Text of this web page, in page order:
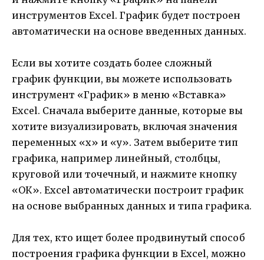
инструментов Excel. График будет построен
автоматически на основе введенных данных.
Если вы хотите создать более сложный
график функции, вы можете использовать
инструмент «График» в меню «Вставка»
Excel. Сначала выберите данные, которые вы
хотите визуализировать, включая значения
переменных «x» и «y». Затем выберите тип
графика, например линейный, столбцы,
круговой или точечный, и нажмите кнопку
«ОК». Excel автоматически построит график
на основе выбранных данных и типа графика.
Для тех, кто ищет более продвинутый способ
построения графика функции в Excel, можно